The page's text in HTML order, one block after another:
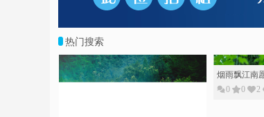
热门搜索
烟雨飘江南
0
0 2